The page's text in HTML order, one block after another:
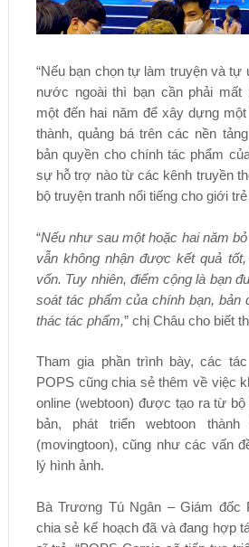
“Nếu bạn chọn tự làm truyện và tự
nước ngoài thì bạn cần phải mất
một đến hai năm để xây dựng
thành, quảng bá trên các nền
bản quyền cho chính tác phẩm
sự hỗ trợ nào từ các kênh truyền
bộ truyện tranh nổi tiếng cho giới
“Nếu như sau một hoặc hai năm
vẫn không nhận được kết quả
vốn. Tuy nhiên, điểm cộng là bạn
soát tác phẩm của chính bạn, bản
thác tác phẩm,” chị Châu cho biết
Tham gia phần trình bày, các
POPS cũng chia sẻ thêm về việc
online (webtoon) được tạo ra từ
bản, phát triển webtoon thành
(movingtoon), cũng như các vấn
lý hình ảnh.
Bà Trương Tú Ngân – Giám đốc
chia sẻ kế hoạch đã và đang hợp